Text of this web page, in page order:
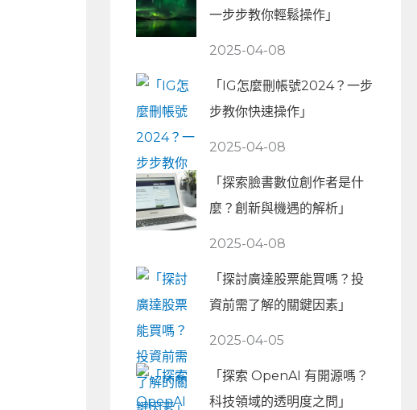
一步步教你輕鬆操作」
2025-04-08
「IG怎麼刪帳號2024？一步
步教你快速操作」
2025-04-08
「探索臉書數位創作者是什
麼？創新與機遇的解析」
2025-04-08
「探討廣達股票能買嗎？投
資前需了解的關鍵因素」
2025-04-05
「探索 OpenAI 有開源嗎？
科技領域的透明度之問」